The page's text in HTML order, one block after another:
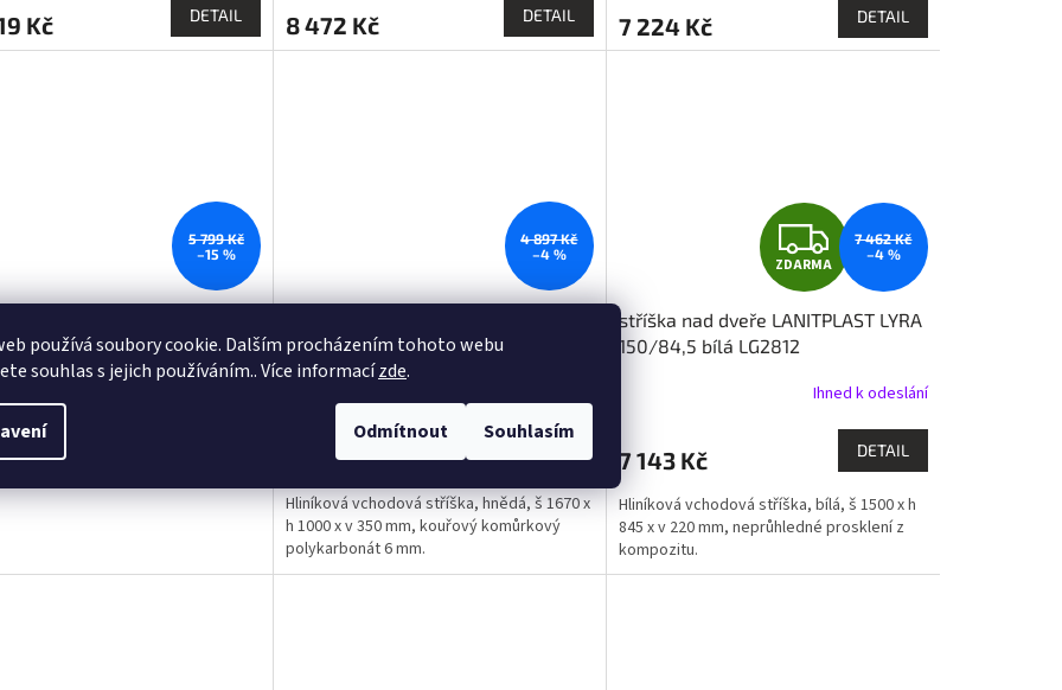
používá soubory cookie. Dalším procházením tohoto webu
souhlas s jejich používáním.. Více informacízde.
Odmítnout Souhlasím
Kč DETAIL 8 472 Kč DETAIL 7 224 Kč DETAIL
5 799 Kč
–15 %
stříška
Kč
4 897 Kč
–4 %
KORVUS 167/100 hnědá LG3943
4 682 Kč
Hliníková vchodová stříška, hnědá, š 1670 x
h 1000 x v 350 mm, kouřový komůrkový
polykarbonát 6 mm.
Z
D
A
R
M
A
ZDARMA
7 462 Kč
–4 %
stříška nad dveře LANITPLAST LYRA
150/84,5 bílá LG2812
Ihned k odeslání
7 143 Kč DETAIL
Hliníková vchodová stříška, bílá, š 1500 x h
845 x v 220 mm, neprůhledné prosklení z
kompozitu.